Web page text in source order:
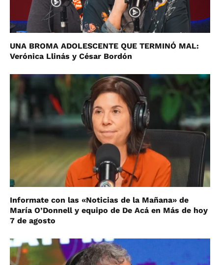
UNA BROMA ADOLESCENTE QUE TERMINÓ MAL:
Verónica Llinás y César Bordón
Informate con las «Noticias de la Mañana» de
María O’Donnell y equipo de De Acá en Más de hoy
7 de agosto